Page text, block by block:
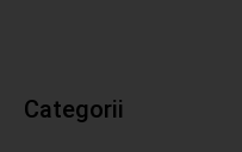
Categorii